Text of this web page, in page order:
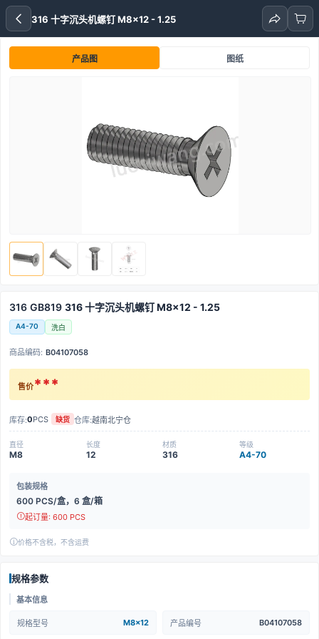
316 十字沉头机螺钉 M8x12 - 1.25
产品图 图纸
316 GB819 316 十字沉头机螺钉 M8x12 - 1.25
A4-70 洗白
商品编码: B04107058
售价***
库存:0PCS 缺货 仓库:越南北宁仓
直径
M8
长度
12
材质
316
等级
A4-70
包装规格
600 PCS/盒，6 盒/箱
起订量: 600 PCS
价格不含税，不含运费
规格参数
基本信息
规格型号 M8x12 产品编号 B04107058